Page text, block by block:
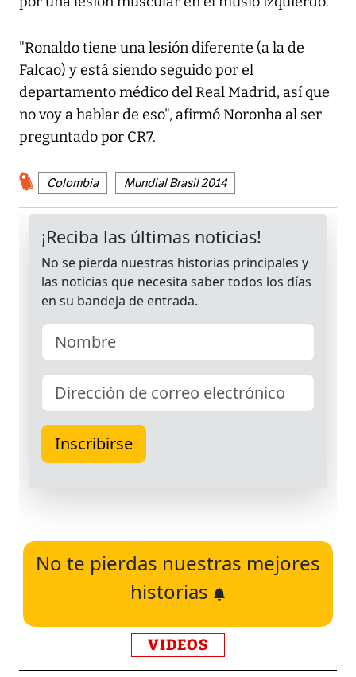
"Ronaldo tiene una lesión diferente (a la de
Falcao) y está siendo seguido por el
departamento médico del Real Madrid, así que
no voy a hablar de eso", afirmó Noronha al ser
preguntado por CR7.
Colombia Mundial Brasil 2014
No te pierdas nuestras mejores
historias
VIDEOS